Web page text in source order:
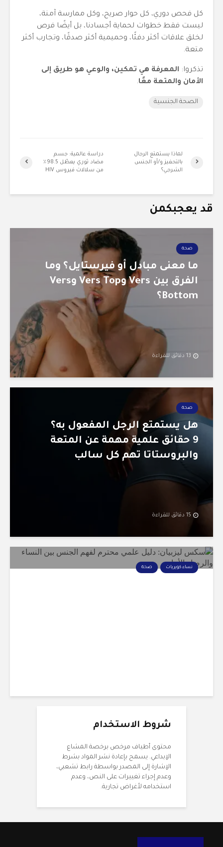
كل فحص دوري، كل حوار صريح، وكل ممارسة آمنة،
ليست فقط خطوات لحماية أجسادنا، بل أيضًا فرص
لخلق علاقات أكثر دفئًا، وحميمية أكثر صدقًا، وتجارب أكثر
متعة.
تذكروا: المعرفة هي تمكين، والوعي هو طريق إلى
الأمان والمتعة معًا.
الصحة الجنسية
دراسة عالمية: جسم
مضاد ثوري يعطّل 98.5٪
من سلالات فيروس HIV
لماذا يستمتع الرجال
بالتحفيز و/أو الجنس
الشرجي؟
قد يعجبكمن
صحة
ما معنى مبادل أو فيرستايل؟ وما
الفرق بين Vers وVers Top وVers
Bottom؟
13 دقائق للقراءة
صحة
هل يستمتع الرجل المفعول به؟
9 حقائق علمية مهمة عن المتعة
والبروستاتا تهم كل سالب
15 دقائق للقراءة
نساء كويريات صحة
شروط الاستخدام
محتوى أطياف مرخص برخصة المشاع
الإبداعي. يسمح بإعادة نشر المواد بشرط
الإشارة إلى المصدر بواسطة رابط تشعبي،
وعدم إجراء تغييرات على النص، وعدم
استخدامه لأغراض تجارية.